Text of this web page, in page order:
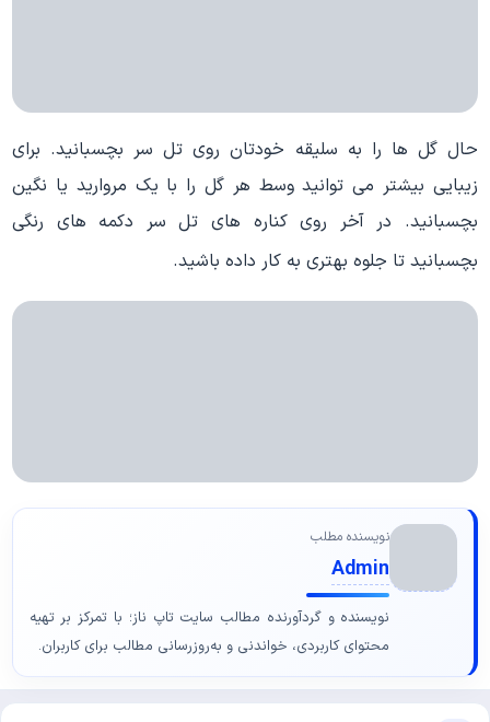
حال گل ها را به سلیقه خودتان روی تل سر بچسبانید. برای
زیبایی بیشتر می توانید وسط هر گل را با یک مروارید یا نگین
بچسبانید. در آخر روی کناره های تل سر دکمه های رنگی
بچسبانید تا جلوه بهتری به کار داده باشید.
نویسنده مطلب
Admin
نویسنده و گردآورنده مطالب سایت تاپ ناز؛ با تمرکز بر تهیه
محتوای کاربردی، خواندنی و به‌روزرسانی مطالب برای کاربران.